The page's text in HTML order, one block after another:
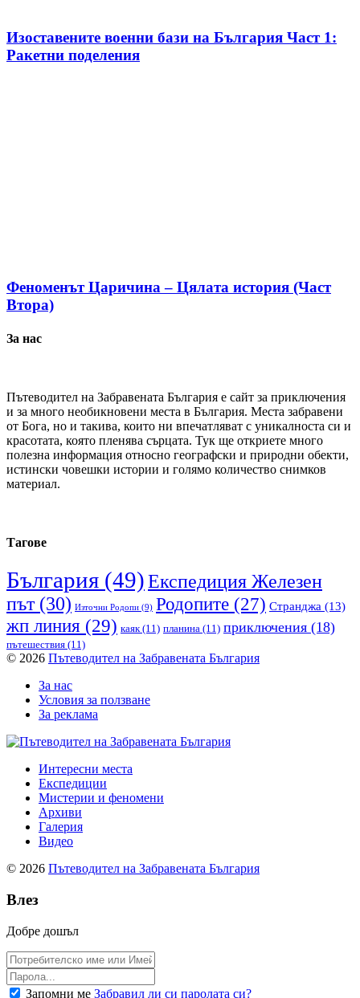
Изоставените военни бази на България Част 1:
Ракетни поделения
Феноменът Царичина – Цялата история (Част
Втора)
За нас
Пътеводител на Забравената България е сайт за приключения
и за много необикновени места в България. Места забравени
от Бога, но и такива, които ни впечатляват с уникалноста си и
красотата, която пленява сърцата. Тук ще откриете много
полезна информация относно географски и природни обекти,
истински човешки истории и голямо количество снимков
материал.
Тагове
България (49)Експедиция Железен
път(30) Източни Родопи (9) Родопите (27) Странджа (13)
жп линия (29) каяк(11) планина (11) приключения (18)
пътешествия (11)
© 2026 Пътеводител на Забравената България
За нас
Условия за ползване
За реклама
Интересни места
Експедиции
Мистерии и феномени
Архиви
Галерия
Видео
© 2026 Пътеводител на Забравената България
Влез
Добре дошъл
Запомни ме Забравил ли си паролата си?